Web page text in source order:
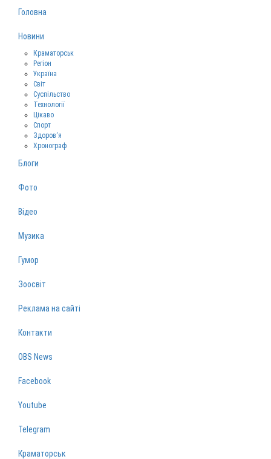
Головна
Новини
Краматорськ
Регіон
Україна
Світ
Суспільство
Технології
Цікаво
Спорт
Здоров‘я
Хронограф
Блоги
Фото
Відео
Музика
Гумор
Зоосвіт
Реклама на сайті
Контакти
OBS News
Facebook
Youtube
Telegram
Краматорськ